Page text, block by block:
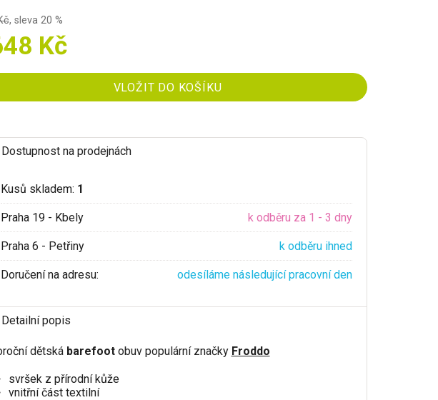
, sleva 20 %
Kč
Dostupnost na prodejnách
Kusů skladem: 1
Praha 19 - Kbely k odběru za 1 - 3 dny
Praha 6 - Petřiny k odběru ihned
Doručení na adresu: odesíláme následující pracovní den
Detailní popis
dětská barefootobuv populární značky Froddo
svršek z přírodní kůže
vnitřní část textilní